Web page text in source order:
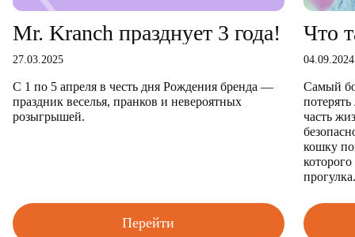
Mr. Kranch празднует 3 года!
27.03.2025
С 1 по 5 апреля в честь дня Рождения бренда —
праздник веселья, пранков и невероятных
розыгрышей.
Перейти
Что
04.09.2024
Самый
часть
кошку
прогулка.